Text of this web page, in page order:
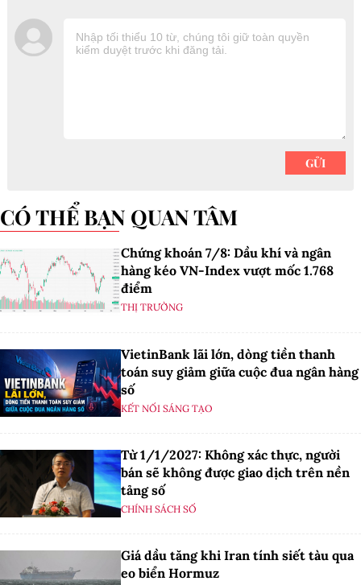
CÓ THỂ BẠN QUAN TÂM
Chứng khoán 7/8: Dầu khí và ngân
hàng kéo VN-Index vượt mốc 1.768
điểm
THỊ TRƯỜNG
VietinBank lãi lớn, dòng tiền thanh
toán suy giảm giữa cuộc đua ngân hàng
số
KẾT NỐI SÁNG TẠO
Từ 1/1/2027: Không xác thực, người
bán sẽ không được giao dịch trên nền
tảng số
CHÍNH SÁCH SỐ
Giá dầu tăng khi Iran tính siết tàu qua
eo biển Hormuz